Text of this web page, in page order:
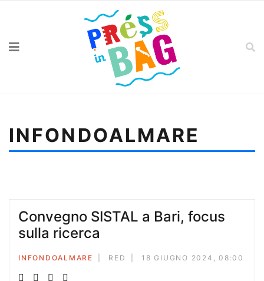
INFONDOALMARE
Convegno SISTAL a Bari, focus
sulla ricerca
INFONDOALMARE RED 18 GIUGNO 2024, 08:00